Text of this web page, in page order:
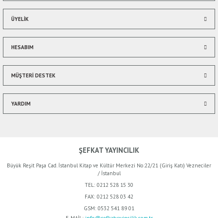
ÜYELİK
HESABIM
MÜŞTERİ DESTEK
YARDIM
ŞEFKAT YAYINCILIK
Büyük Reşit Paşa Cad. İstanbul Kitap ve Kültür Merkezi No:22/21 (Giriş Katı) Vezneciler
/ İstanbul
TEL: 0212 528 15 30
FAX: 0212 528 03 42
GSM: 0532 541 89 01